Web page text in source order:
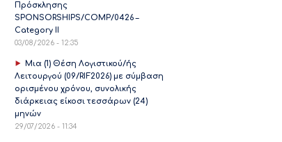
Πρόσκλησης
SPONSORSHIPS/COMP/0426 –
Category II
03/08/2026 - 12:35
Μια (1) Θέση Λογιστικού/ής
Λειτουργού (09/RIF2026) με σύμβαση
ορισμένου χρόνου, συνολικής
διάρκειας είκοσι τεσσάρων (24)
μηνών
29/07/2026 - 11:34